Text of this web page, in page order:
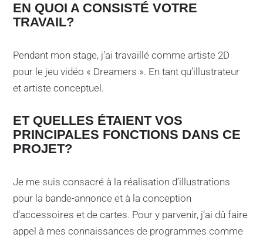
EN QUOI A CONSISTÉ VOTRE
TRAVAIL?
Pendant mon stage, j’ai travaillé comme artiste 2D
pour le jeu vidéo « Dreamers ». En tant qu’illustrateur
et artiste conceptuel.
ET QUELLES ÉTAIENT VOS
PRINCIPALES FONCTIONS DANS CE
PROJET?
Je me suis consacré à la réalisation d’illustrations
pour la bande-annonce et à la conception
d’accessoires et de cartes. Pour y parvenir, j’ai dû faire
appel à mes connaissances de programmes comme